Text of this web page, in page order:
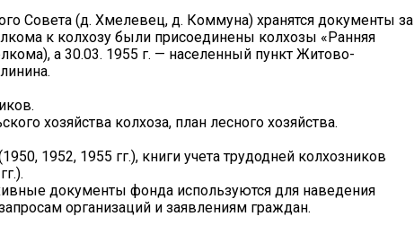
Совета (д. Хмелевец, д. Коммуна) хранятся документы за
к колхозу были присоединены колхозы «Ранняя
а 30.03. 1955 г. — населенный пункт Житово-
хозяйства колхоза, план лесного хозяйства.
1952, 1955 гг.), книги учета трудодней колхозников
документы фонда используются для наведения
организаций и заявлениям граждан.